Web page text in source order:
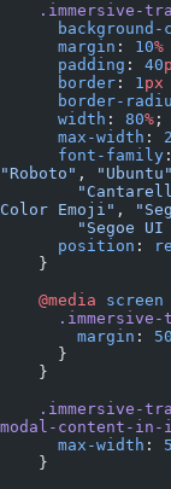
      margin
: 10%
      padding
: 40
      border
: 1px
border-
      width
: 80% ;
      max-width
:
      font-family
"Roboto" , "Ubuntu"
Color Emoji" ,
      position
:
    }
    @media
screen
        margin
: 50
      }
    }
.immersive-
modal-content-in-
      max-width
:
    }